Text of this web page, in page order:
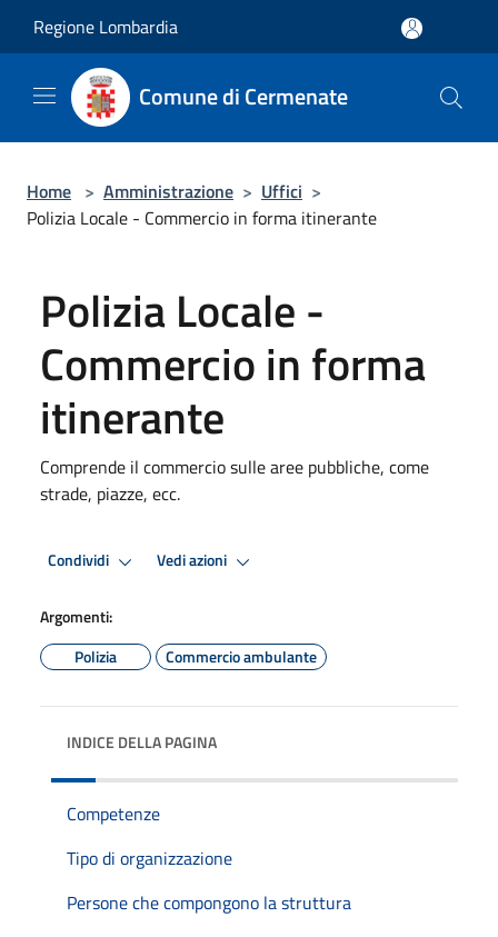
Regione Lombardia
Comune di Cermenate
Home > Amministrazione > Uffici >
Polizia Locale - Commercio in forma itinerante
Polizia Locale -
Commercio in forma
itinerante
Comprende il commercio sulle aree pubbliche, come
strade, piazze, ecc.
Condividi Vedi azioni
Argomenti:
Polizia
Commercio ambulante
INDICE DELLA PAGINA
Competenze
Tipo di organizzazione
Persone che compongono la struttura